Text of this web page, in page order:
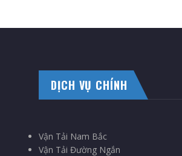
DỊCH VỤ CHÍNH
Vận Tải Nam Bắc
Vận Tải Đường Ngắn